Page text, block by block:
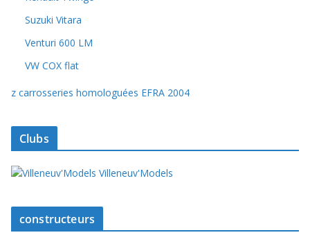
Suzuki Vitara
Venturi 600 LM
VW COX flat
z carrosseries homologuées EFRA 2004
Clubs
Villeneuv'Models
constructeurs